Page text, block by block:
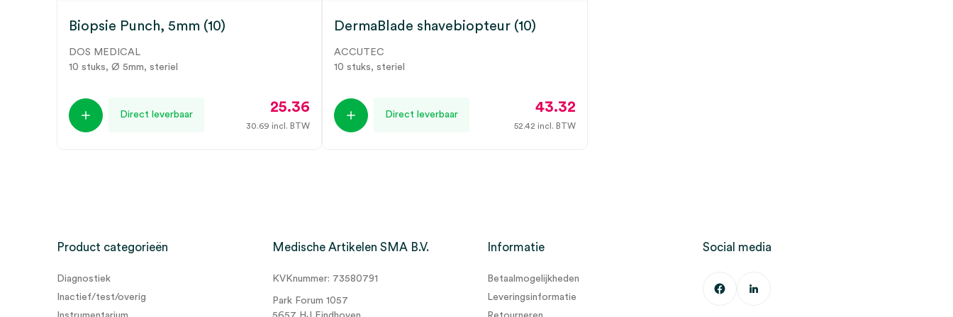
Biopsie Punch, 5mm (10)
DOS MEDICAL
10 stuks, Ø 5mm, steriel
Direct leverbaar 25.36
30.69 incl. BTW
DermaBlade shavebiopteur (10)
ACCUTEC
10 stuks, steriel
Direct leverbaar 43.32
52.42 incl. BTW
Product categorieën
Diagnostiek
Inactief/test/overig
Medische Artikelen SMA B.V.
KVKnummer: 73580791
Park Forum 1057
Informatie
Betaalmogelijkheden
Leveringsinformatie
Social media